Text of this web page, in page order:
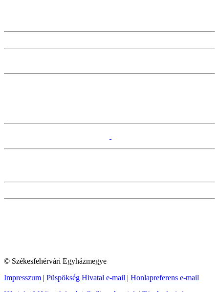
© Székesfehérvári Egyházmegye
Impresszum | Püspökség Hivatal e-mail | Honlapreferens e-mail